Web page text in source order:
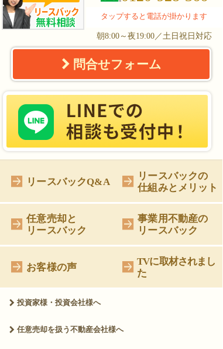
タップすると電話が掛かります
朝8:00～夜19:00／土日祝日対応
問合せフォーム
リースバックQ&A
リースバックの
仕組みとメリット
任意売却と
リースバック
事業用不動産の
リースバック
お客様の声
TVに取材されまし
た
投資家様・投資会社様へ
任意売却を扱う不動産会社様へ